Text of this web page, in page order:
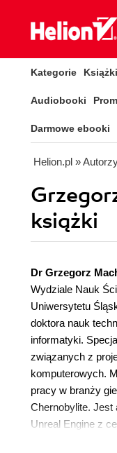
Kategorie Książki
Audiobooki
Darmowe ebooki
Helion.pl »
książki
Dr Grzegorz
Wydziale Nauk
Uniwersytetu
doktora nauk
informatyki.
związanych z
komputerowych.
pracy w branży
Chernobylite.
Unreal Engine z
Epic Games,